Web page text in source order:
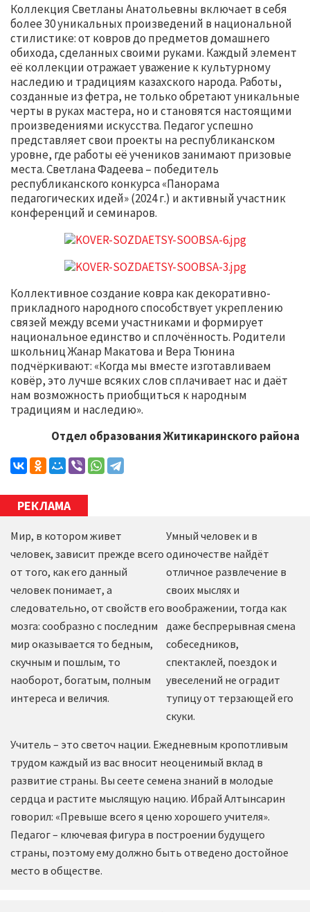
Коллекция Светланы Анатольевны включает в себя
более 30 уникальных произведений в национальной
стилистике: от ковров до предметов домашнего
обихода, сделанных своими руками. Каждый элемент
её коллекции отражает уважение к культурному
наследию и традициям казахского народа. Работы,
созданные из фетра, не только обретают уникальные
черты в руках мастера, но и становятся настоящими
произведениями искусства. Педагог успешно
представляет свои проекты на республиканском
уровне, где работы её учеников занимают призовые
места. Светлана Фадеева – победитель
республиканского конкурса «Панорама
педагогических идей» (2024 г.) и активный участник
конференций и семинаров.
Коллективное создание ковра как декоративно-
прикладного народного способствует укреплению
связей между всеми участниками и формирует
национальное единство и сплочённость. Родители
школьниц Жанар Макатова и Вера Тюнина
подчёркивают: «Когда мы вместе изготавливаем
ковёр, это лучше всяких слов сплачивает нас и даёт
нам возможность приобщиться к народным
традициям и наследию».
Отдел образования Житикаринского района
РЕКЛАМА
Мир, в котором живет
человек, зависит прежде всего
от того, как его данный
человек понимает, а
следовательно, от свойств его
мозга: сообразно с последним
мир оказывается то бедным,
скучным и пошлым, то
наоборот, богатым, полным
интереса и величия.
Умный человек и в
одиночестве найдёт
отличное развлечение в
своих мыслях и
воображении, тогда как
даже беспрерывная смена
собеседников,
спектаклей, поездок и
увеселений не оградит
тупицу от терзающей его
скуки.
Учитель – это светоч нации. Ежедневным кропотливым
трудом каждый из вас вносит неоценимый вклад в
развитие страны. Вы сеете семена знаний в молодые
сердца и растите мыслящую нацию. Ибрай Алтынсарин
говорил: «Превыше всего я ценю хорошего учителя».
Педагог – ключевая фигура в построении будущего
страны, поэтому ему должно быть отведено достойное
место в обществе.